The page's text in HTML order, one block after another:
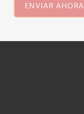
ENVIAR AHORA